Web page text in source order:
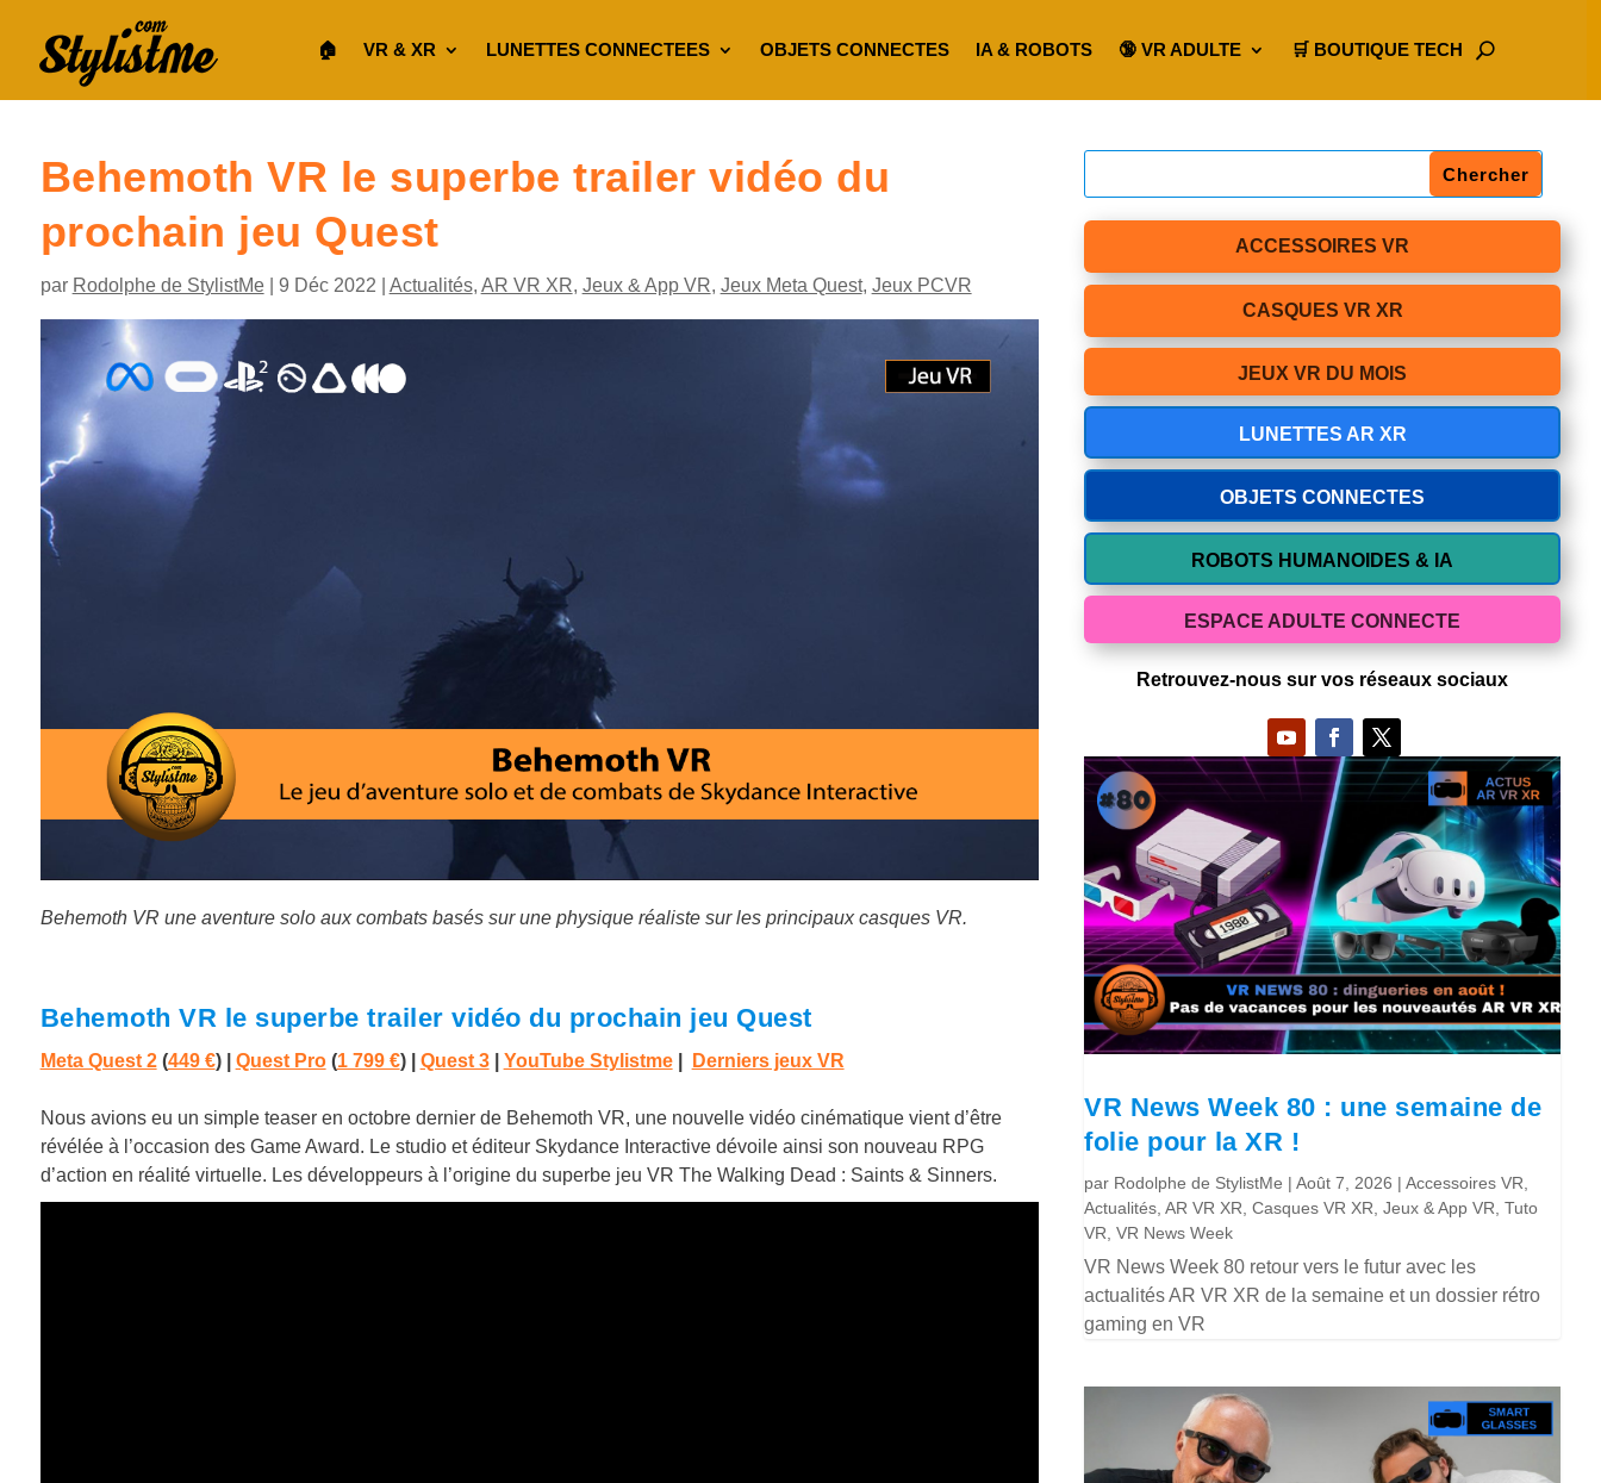
🏠︎ VR & XR LUNETTES CONNECTEES OBJETS CONNECTES IA & ROBOTS 🔞 VR ADULTE 🛒 BOUTIQUE TECH
Behemoth VR le superbe trailer vidéo du
prochain jeu Quest
par Rodolphe de StylistMe| 9 Déc 2022 Actualités, AR VR XR, Jeux & App VR, Jeux Meta Quest, Jeux PCVR
Behemoth VR une aventure solo aux combats basés sur une physique réaliste sur les principaux casques VR.
Behemoth VR le superbe trailer vidéo du prochain jeu Quest
Meta Quest 2(449 €) | Quest Pro(1 799 €) Quest 3| YouTube Stylistme| Derniers jeux VR
Nous avions eu un simple teaser en octobre dernier de Behemoth VR, une nouvelle vidéo cinématique vient d’être
révélée à l’occasion des Game Award. Le studio et éditeur Skydance Interactive dévoile ainsi son nouveau RPG
d’action en réalité virtuelle. Les développeurs à l’origine du superbe jeu VR The Walking Dead : Saints & Sinners.
ACCESSOIRES VR
CASQUES VR XR
JEUX VR DU MOIS
LUNETTES AR XR
OBJETS CONNECTES
ROBOTS HUMANOIDES & IA
ESPACE ADULTE CONNECTE
Retrouvez-nous sur vos réseaux sociaux
VR News Week 80 : une semaine de
folie pour la XR !
par Rodolphe de StylistMe |Août 7, 2026 |Accessoires VR
Actualités ,AR VR XR ,Casques VR XR ,Jeux & App VR ,Tuto
VR ,VR News Week
VR News Week 80 retour vers le futur avec les
actualités AR VR XR de la semaine et un dossier rétro
gaming en VR